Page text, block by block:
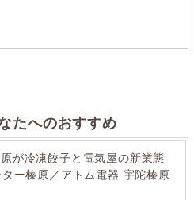
たへのおすすめ
原が冷凍餃子と電気屋の新業態
ター榛原／アトム電器 宇陀榛原